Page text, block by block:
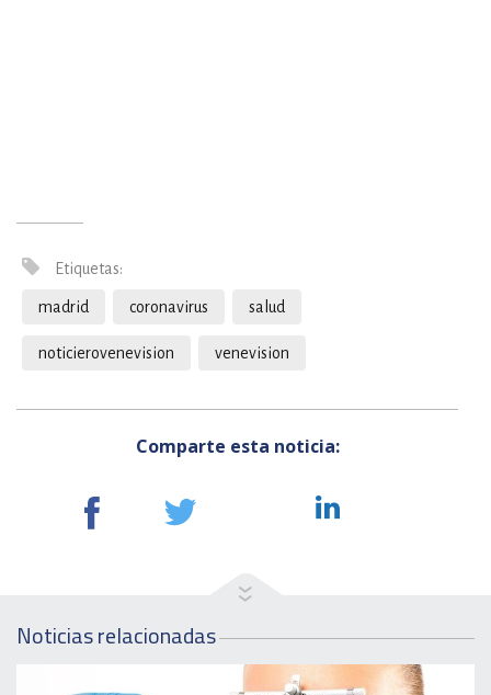
Etiquetas:
madrid coronavirus salud
noticierovenevision venevision
Comparte esta noticia:
Noticias relacionadas